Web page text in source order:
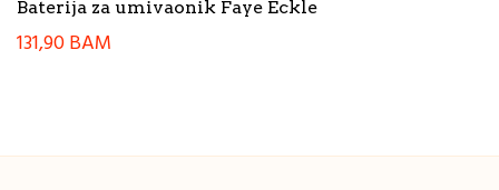
Baterija za umivaonik Faye Eckle
131,90BAM